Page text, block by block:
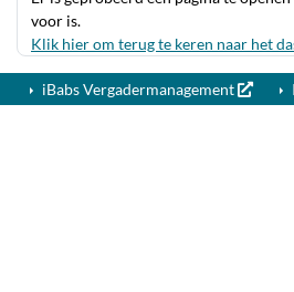
voor is.
Klik hier om terug te keren naar het
iBabs Vergadermanagement